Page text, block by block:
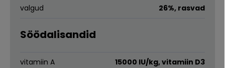
valgud 26%, rasvad
Söödalisandid
vitamiin A 15000 IU/kg, vitamiin D3